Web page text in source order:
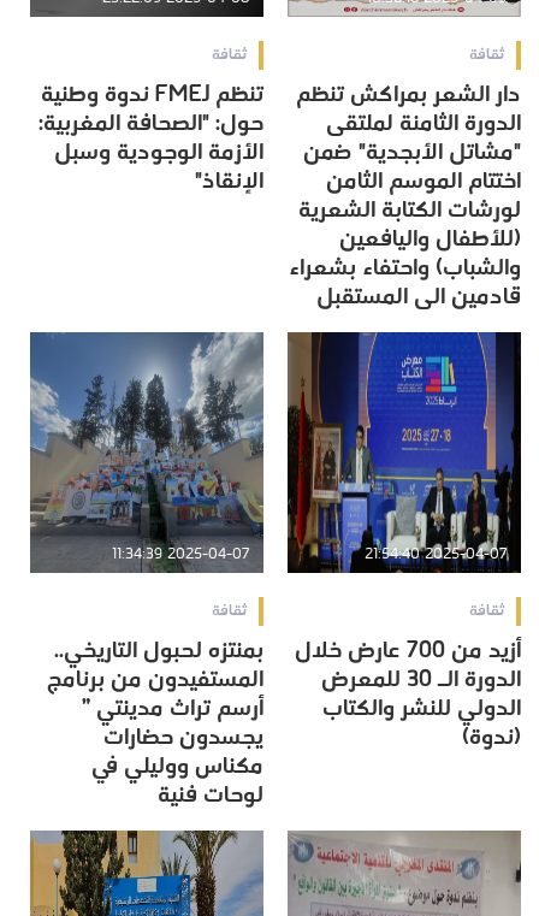
ثقافة
دار الشعر بمراكش تنظم
الدورة الثامنة لملتقى
"مشاتل الأبجدية" ضمن
اختتام الموسم الثامن
لورشات الكتابة الشعرية
(للأطفال واليافعين
والشباب) واحتفاء بشعراء
قادمين الى المستقبل
ثقافة
تنظم FMEJ ندوة وطنية
حول: "الصحافة المغربية:
الأزمة الوجودية وسبل
الإنقاذ"
2025-04-07 21:54:40
ثقافة
أزيد من 700 عارض خلال
الدورة الـ 30 للمعرض
الدولي للنشر والكتاب
(ندوة)
2025-04-07 11:34:39
ثقافة
بمنتزه لحبول التاريخي..
المستفيدون من برنامج
أرسم تراث مدينتي ”
يجسدون حضارات
مكناس ووليلي في
لوحات فنية